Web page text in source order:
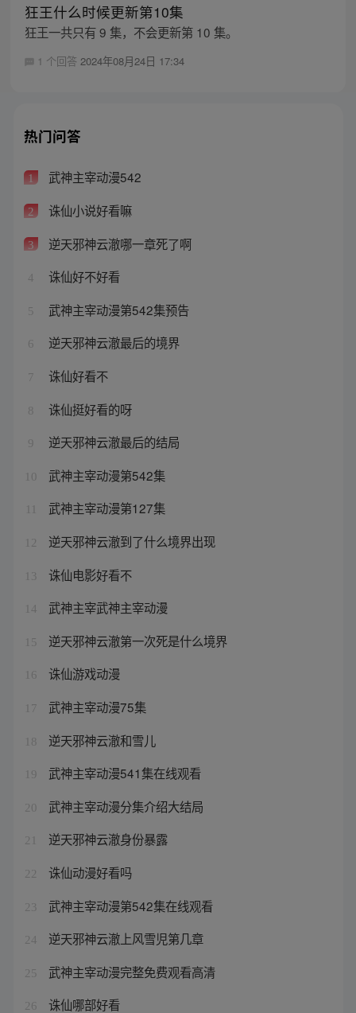
狂王什么时候更新第10集
狂王一共只有 9 集，不会更新第 10 集。
1 个回答 2024年08月24日 17:34
热门问答
1 武神主宰动漫542
2 诛仙小说好看嘛
3 逆天邪神云澈哪一章死了啊
4 诛仙好不好看
5 武神主宰动漫第542集预告
6 逆天邪神云澈最后的境界
7 诛仙好看不
8 诛仙挺好看的呀
9 逆天邪神云澈最后的结局
10 武神主宰动漫第542集
武神主宰动漫第127集
12 逆天邪神云澈到了什么境界出现
13 诛仙电影好看不
14 武神主宰武神主宰动漫
15 逆天邪神云澈第一次死是什么境界
16 诛仙游戏动漫
17 武神主宰动漫75集
18 逆天邪神云澈和雪儿
19 武神主宰动漫541集在线观看
20 武神主宰动漫分集介绍大结局
21 逆天邪神云澈身份暴露
22 诛仙动漫好看吗
23 武神主宰动漫第542集在线观看
24 逆天邪神云澈上风雪児第几章
25 武神主宰动漫完整免费观看高清
26 诛仙哪部好看